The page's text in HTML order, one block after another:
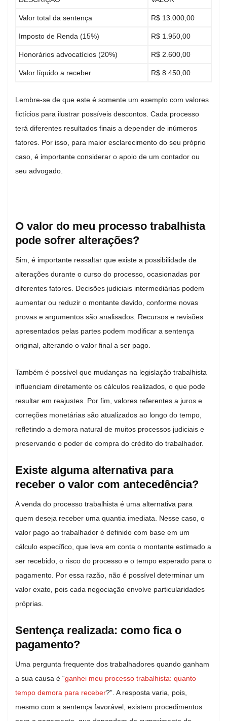
Valor total da sentença R$ 13.000,00
Imposto de Renda (15%) R$ 1.950,00
Honorários advocatícios (20%) R$ 2.600,00
Valor líquido a receber R$ 8.450,00
Lembre-se de que este é somente um exemplo com valores
fictícios para ilustrar possíveis descontos. Cada processo
terá diferentes resultados finais a depender de inúmeros
fatores. Por isso, para maior esclarecimento do seu próprio
caso, é importante considerar o apoio de um contador ou
seu advogado.
O valor do meu processo trabalhista
pode sofrer alterações?
Sim, é importante ressaltar que existe a possibilidade de
alterações durante o curso do processo, ocasionadas por
diferentes fatores. Decisões judiciais intermediárias podem
aumentar ou reduzir o montante devido, conforme novas
provas e argumentos são analisados. Recursos e revisões
apresentados pelas partes podem modificar a sentença
original, alterando o valor final a ser pago.
Também é possível que mudanças na legislação trabalhista
influenciam diretamente os cálculos realizados, o que pode
resultar em reajustes. Por fim, valores referentes a juros e
correções monetárias são atualizados ao longo do tempo,
refletindo a demora natural de muitos processos judiciais e
preservando o poder de compra do crédito do trabalhador.
Existe alguma alternativa para
receber o valor com antecedência?
A venda do processo trabalhista é uma alternativa para
quem deseja receber uma quantia imediata. Nesse caso, o
valor pago ao trabalhador é definido com base em um
cálculo específico, que leva em conta o montante estimado a
ser recebido, o risco do processo e o tempo esperado para o
pagamento. Por essa razão, não é possível determinar um
valor exato, pois cada negociação envolve particularidades
próprias.
Sentença realizada: como fica o
pagamento?
Uma pergunta frequente dos trabalhadores quando ganham
a sua causa é “ganhei meu processo trabalhista: quanto
tempo demora para receber​?”. A resposta varia, pois,
mesmo com a sentença favorável, existem procedimentos